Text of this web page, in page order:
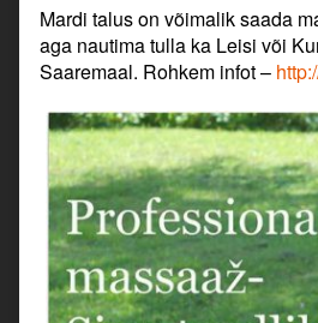
Mardi talus on võimalik saada
aga nautima tulla ka Leisi või
Saaremaal. Rohkem infot –